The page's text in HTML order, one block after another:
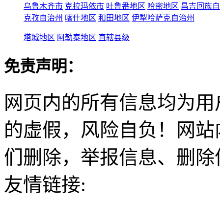
乌鲁木齐市 克拉玛依市 吐鲁番地区 哈密地区 昌吉回族
克孜自治州 喀什地区 和田地区 伊犁哈萨克自治州
塔城地区 阿勒泰地区 直辖县级
免责声明：
网页内的所有信息均为
的虚假，风险自负！网
们删除，举报信息、删
友情链接: